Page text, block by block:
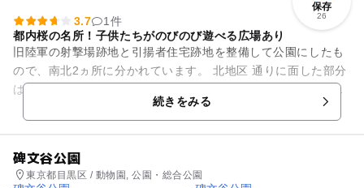
保存
26
3.7
1件
都内桜の名所！子供たちがのびのび遊べる広場あり
旧陸軍の射撃場跡地と引揚者住宅跡地を整備して公園にしたも
ので、南北2ヵ所に分かれています。 北地区 通りに面した部分
は、木立の下にベンチが配されており、歩行者がちょっと立ち
続きをみる
碑文谷公園
東京都目黒区 / 動物園, 公園・総合公園